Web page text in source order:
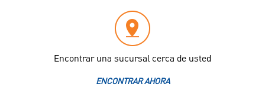
Encontrar una sucursal cerca de usted
ENCONTRAR AHORA